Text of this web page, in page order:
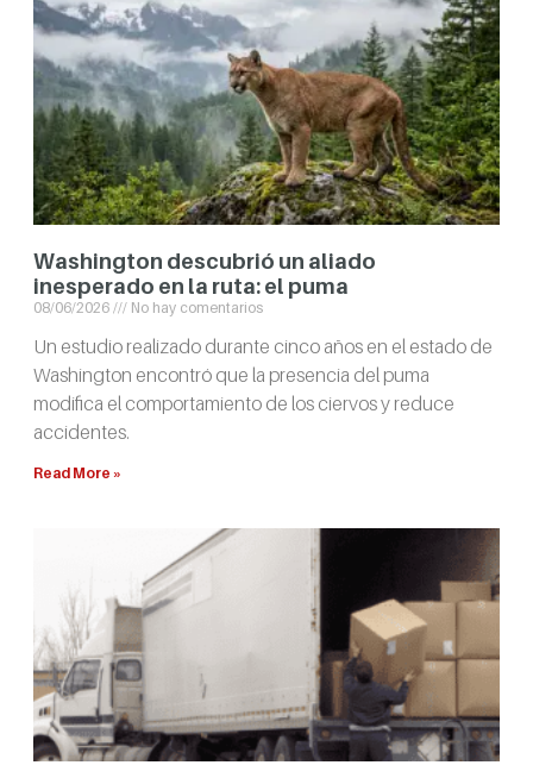
Washington descubrió un aliado
inesperado en la ruta: el puma
08/06/2026 No hay comentarios
Un estudio realizado durante cinco años en el estado de
Washington encontró que la presencia del puma
modifica el comportamiento de los ciervos y reduce
accidentes.
Read More »